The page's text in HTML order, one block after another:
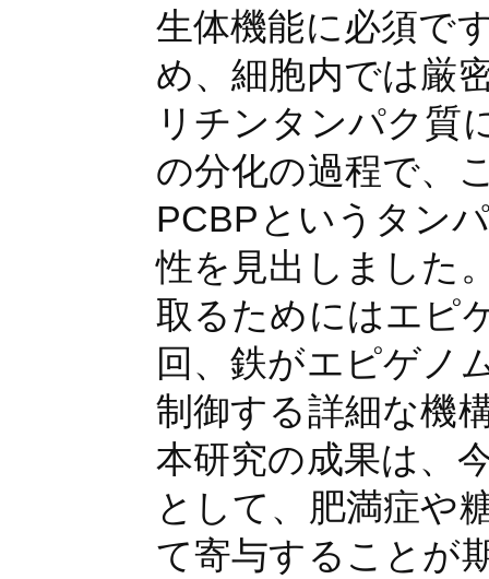
生体機能に必須で
め、細胞内では厳
リチンタンパク質
の分化の過程で、
PCBPというタン
性を見出しました
取るためにはエピ
回、鉄がエピゲノ
制御する詳細な機
本研究の成果は、
として、肥満症や
て寄与することが